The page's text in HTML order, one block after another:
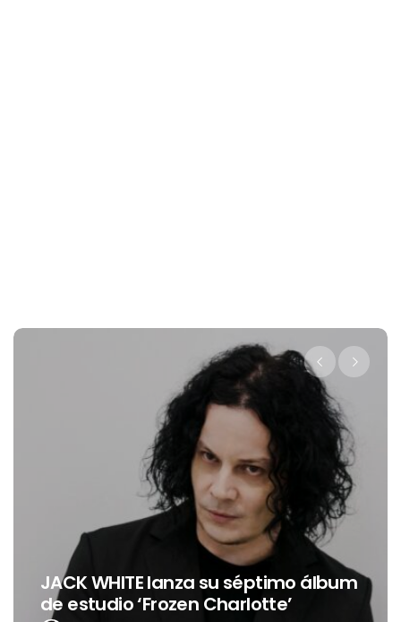
WHITE lanza su séptimo álbum
‘Frozen Charlotte’